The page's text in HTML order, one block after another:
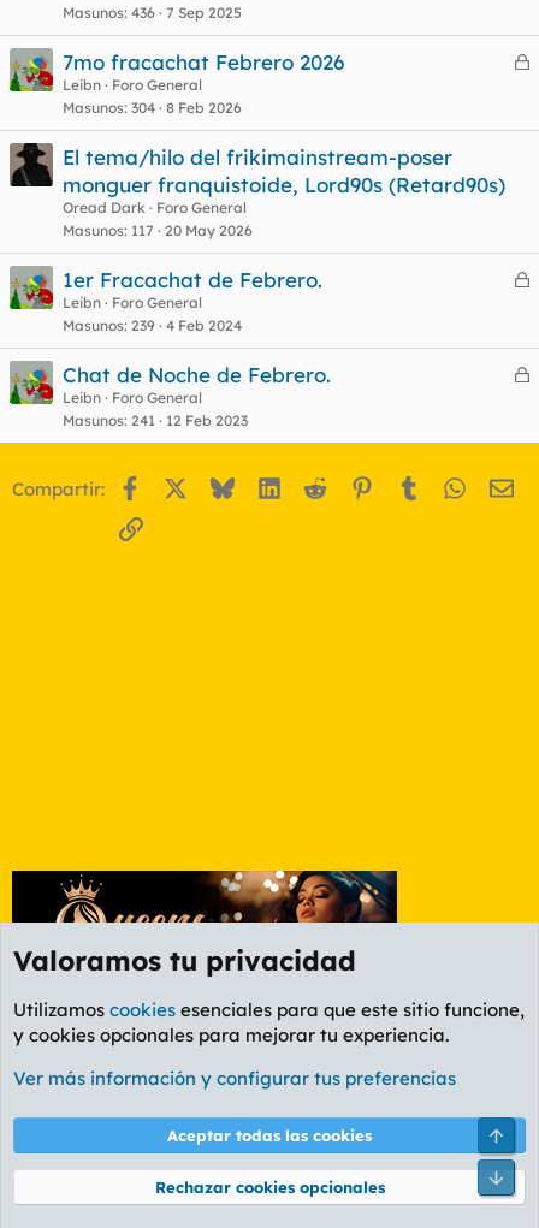
r
a
Masunos 436 7 Sep 2025
C
r
7mo fracachat Febrero 2026
Leibn
Foro General
Masunos 304 8 Feb 2026
El tema/hilo del frikimainstream-poser
monguer franquistoide, Lord90s (Retard90s)
Oread Dark
Foro General
Masunos 117 20 May 2026
C
r
a
1er Fracachat de Febrero.
Leibn
Foro General
Masunos 239 4 Feb 2024
C
r
Chat de Noche de Febrero.
Leibn
Foro General
Masunos 241 12 Feb 2023
Compartir: Facebook BlueskyLinkedIn
Reddit Pinterest
Tumblr
Enlace
Foro General
Cookies
PL OLDSTYLE AMARILLO
Términos y reglas Política de privacidad Ayuda
Community platform by XenForo® © 2010-2026 XenForo Ltd.
Valoramos tu privacidad
Utilizamos cookies esenciales para que este sitio funcione,
y cookies opcionales para mejorar tu experiencia.
Ver más información y configurar tus preferencias
Aceptar todas las cookies
Rechazar cookies opcionales
Pie